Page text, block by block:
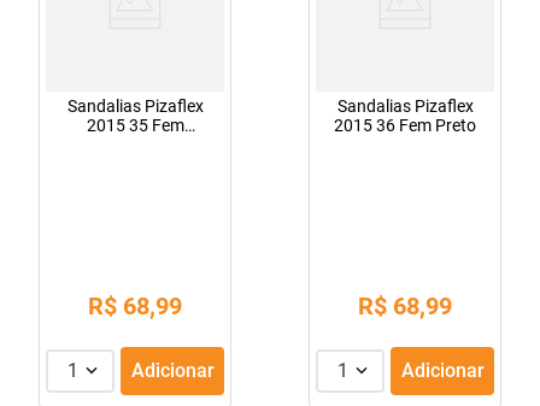
Sandalias Pizaflex
2015 35 Fem
R$ 68,99
1 Adicionar
Sandalias Pizaflex
2015 36 Fem Preto
R$ 68,99
1 Adicionar